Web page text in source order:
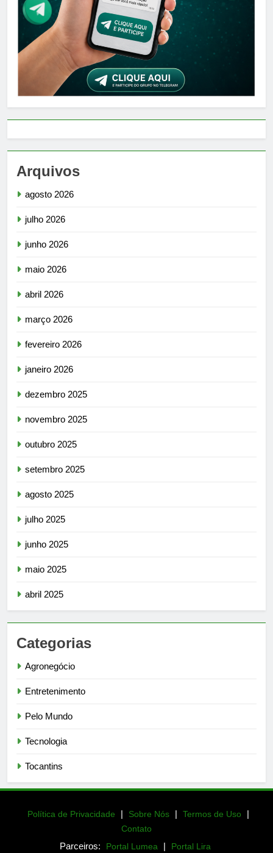
Arquivos
agosto 2026
julho 2026
junho 2026
maio 2026
abril 2026
março 2026
fevereiro 2026
janeiro 2026
dezembro 2025
novembro 2025
outubro 2025
setembro 2025
agosto 2025
julho 2025
junho 2025
maio 2025
abril 2025
Categorias
Agronegócio
Entretenimento
Pelo Mundo
Tecnologia
Tocantins
Política de Privacidade | Sobre Nós | Termos de Uso |
Contato
Parceiros: Portal Lumea | Portal Lira